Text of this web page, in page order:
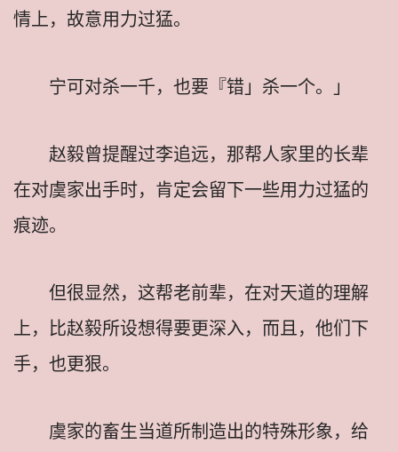
情上，故意用力过猛。
宁可对杀一千，也要『错」杀一个。」
赵毅曾提醒过李追远，那帮人家里的长辈
在对虞家出手时，肯定会留下一些用力过猛的
痕迹。
但很显然，这帮老前辈，在对天道的理解
上，比赵毅所设想得要更深入，而且，他们下
手，也更狠。
虞家的畜生当道所制造出的特殊形象，给